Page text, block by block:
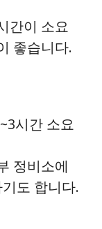
간이 소요
좋습니다.
시간 소요
정비소에
도 합니다.